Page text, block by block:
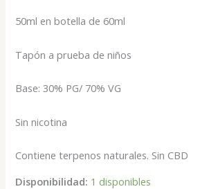
50ml en botella de 60ml
Tapón a prueba de niños
Base: 30% PG/ 70% VG
Sin nicotina
Contiene terpenos naturales. Sin CBD
Disponibilidad: 1 disponibles